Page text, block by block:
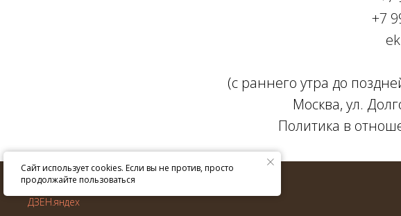
+7
(с раннего утра до
Москва, ул.
Политика в
© ИП Крюкова Е.В. 2013–
Все права защищены.
ДЗЕН.яндех
Сайт использует cookies. Если вы не против, просто
продолжайте пользоваться